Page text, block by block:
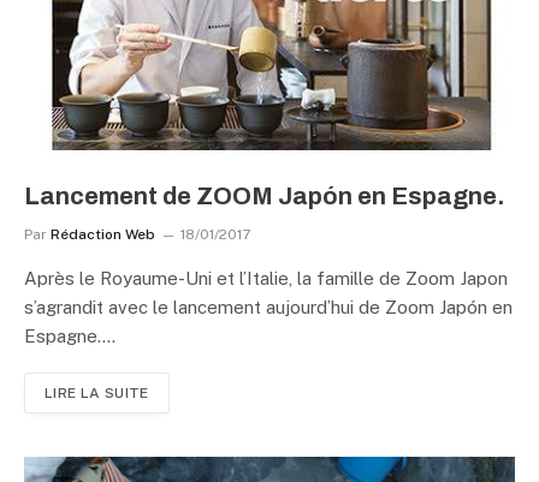
Lancement de ZOOM Japón en Espagne.
Par Rédaction Web 18/01/2017
Après le Royaume-Uni et l’Italie, la famille de Zoom Japon
s’agrandit avec le lancement aujourd’hui de Zoom Japón en
Espagne.…
LIRE LA SUITE